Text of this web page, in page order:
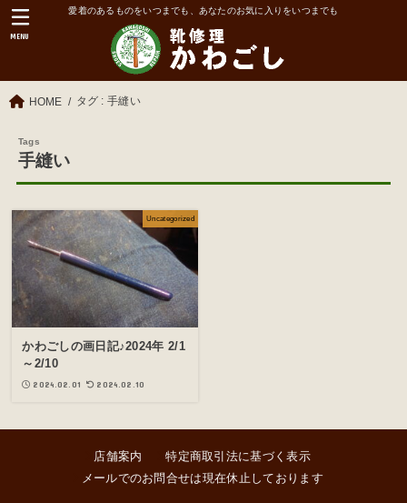
愛着のあるものをいつまでも、あなたのお気に入りをいつまでも
MENU
HOME タグ : 手縫い
手縫い
Uncategorized
かわごしの画日記♪2024年 2/1
～2/10
2024.02.01 2024.02.10
店舗案内
特定商取引法に基づく表示
メールでのお問合せは現在休止しております